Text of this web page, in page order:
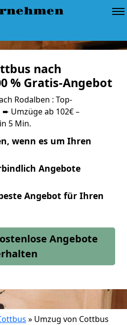
nach
% Gratis-Angebot
Rodalben : Top-
Umzüge ab 102€ –
5 Min.
wenn es um Ihren
Angebote
Angebot für Ihren
Angebote
» Umzug von Cottbus